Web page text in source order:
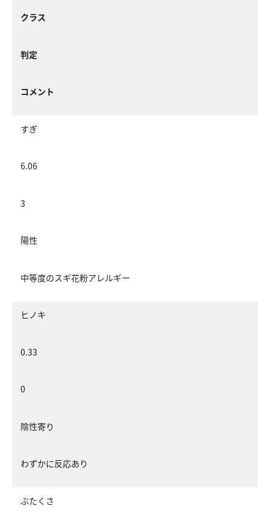
クラス
判定
コメント
すぎ
6.06
3
陽性
中等度のスギ花粉アレルギー
ヒノキ
0.33
0
陰性寄り
わずかに反応あり
ぶたくさ